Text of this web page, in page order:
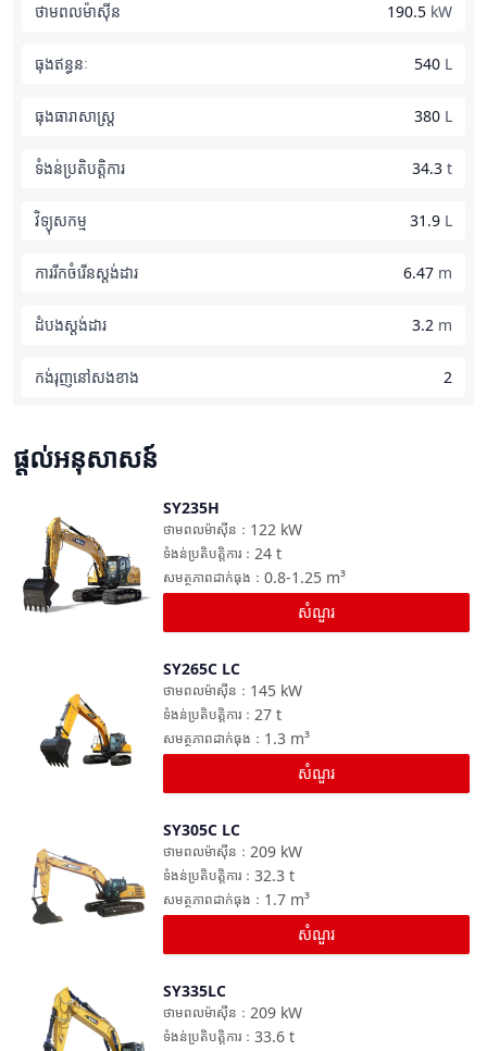
ថាមពលម៉ាស៊ីន 190.5 kW
ធុងឥន្ធនៈ 540 L
ធុងធារាសាស្ត្រ 380 L
ទំងន់ប្រតិបត្តិការ 34.3 t
វិទ្យុសកម្ម 31.9 L
ការរីកចំរើនស្តង់ដារ 6.47 m
ដំបងស្តង់ដារ 3.2 m
កង់រុញនៅសងខាង 2
ផ្តល់អនុសាសន៍
SY235H
122 kW
ថាមពលម៉ាស៊ីន ：
24 t
ទំងន់ប្រតិបត្តិការ ：
0.8-1.25 m³
សមត្ថភាពដាក់ធុង ：
សំណួរ
SY265C LC
145 kW
ថាមពលម៉ាស៊ីន ：
27 t
ទំងន់ប្រតិបត្តិការ ：
1.3 m³
សមត្ថភាពដាក់ធុង ：
សំណួរ
SY305C LC
209 kW
ថាមពលម៉ាស៊ីន ：
32.3 t
ទំងន់ប្រតិបត្តិការ ：
1.7 m³
សមត្ថភាពដាក់ធុង ：
សំណួរ
ប្រៀបធៀប
SY335LC
209 kW
ថាមពលម៉ាស៊ីន ：
33.6 t
ទំងន់ប្រតិបត្តិការ ：